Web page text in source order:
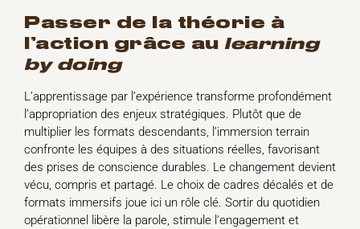
passer de la théorie à
l’action grâce au learning
by doing
L’apprentissage par l’expérience transforme profondément
l’appropriation des enjeux stratégiques. Plutôt que de
multiplier les formats descendants, l’immersion terrain
confronte les équipes à des situations réelles, favorisant
des prises de conscience durables. Le changement devient
vécu, compris et partagé. Le choix de cadres décalés et de
formats immersifs joue ici un rôle clé. Sortir du quotidien
opérationnel libère la parole, stimule l’engagement et